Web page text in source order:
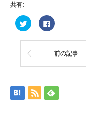
共有:
ク
リ
ク
て
Twitter
し
い
ウ
Facebook
で
有
る
に
ク
し
て
前の記事